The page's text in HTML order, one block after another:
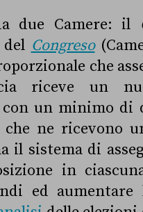
due Camere: il
Congreso
che
riceve un
un minimo di
ne ricevono
il sistema di
in
ed aumentare